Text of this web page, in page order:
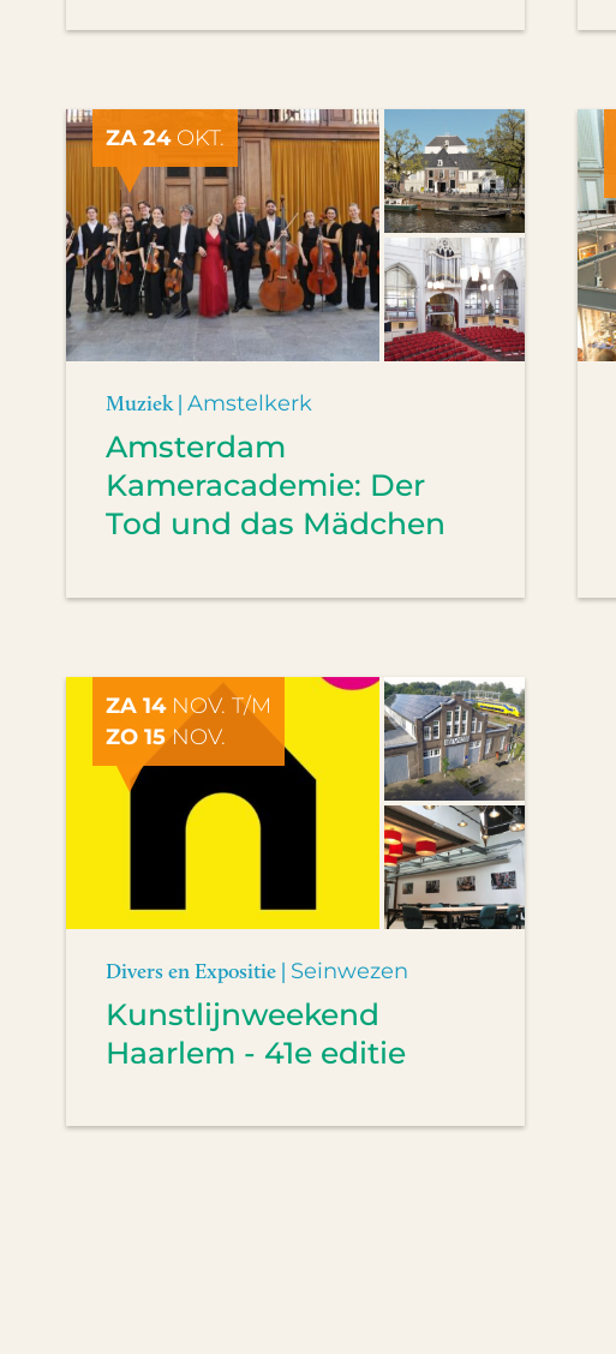
ZA 24OKT.
Muziek | Amstelkerk
Amsterdam
Kameracademie: Der
Tod und das Mädchen
ZA 14NOV. T/M
ZO 15NOV.
Divers en Expositie | Seinwezen
Kunstlijnweekend
Haarlem - 41e editie